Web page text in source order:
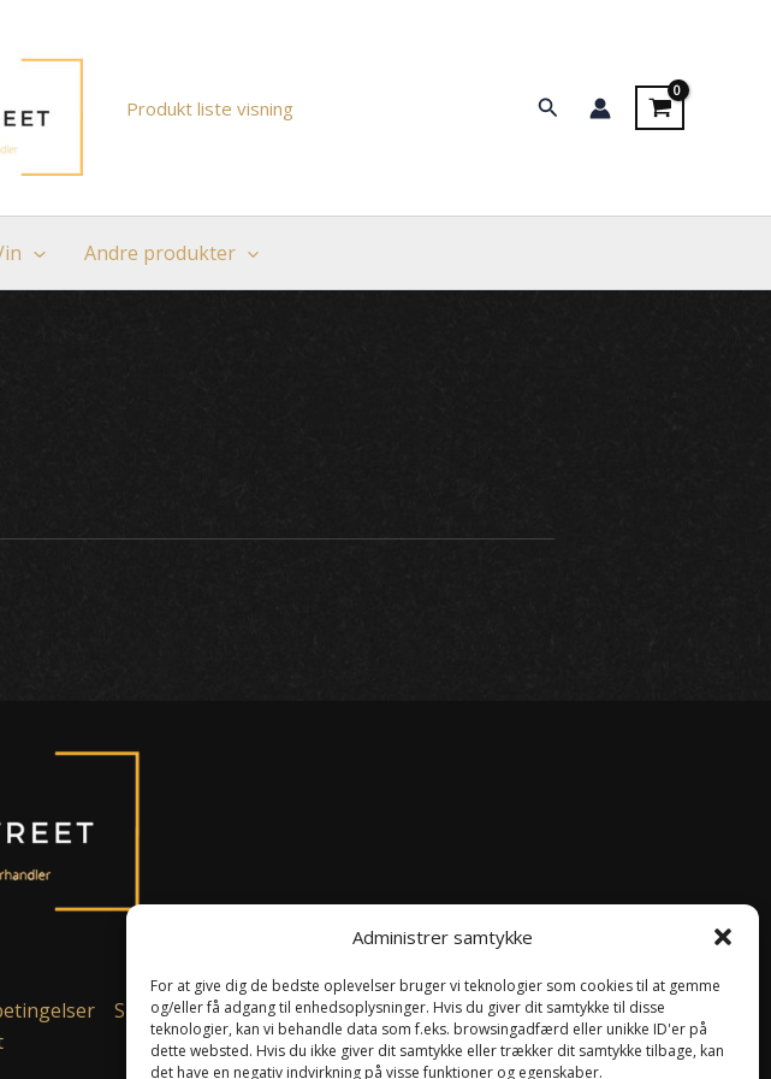
Administrer samtykke
For at give dig de bedste oplevelser bruger vi teknologier som cookies til at gemme
og/eller få adgang til enhedsoplysninger. Hvis du giver dit samtykke til disse
teknologier, kan vi behandle data som f.eks. browsingadfærd eller unikke ID'er på
dette websted. Hvis du ikke giver dit samtykke eller trækker dit samtykke tilbage, kan
det have en negativ indvirkning på visse funktioner og egenskaber.
Produkt liste visning
Søg
Andre produkter
Smiley ordning